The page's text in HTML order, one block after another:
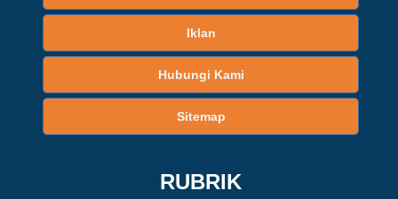
Iklan
Hubungi Kami
Sitemap
RUBRIK